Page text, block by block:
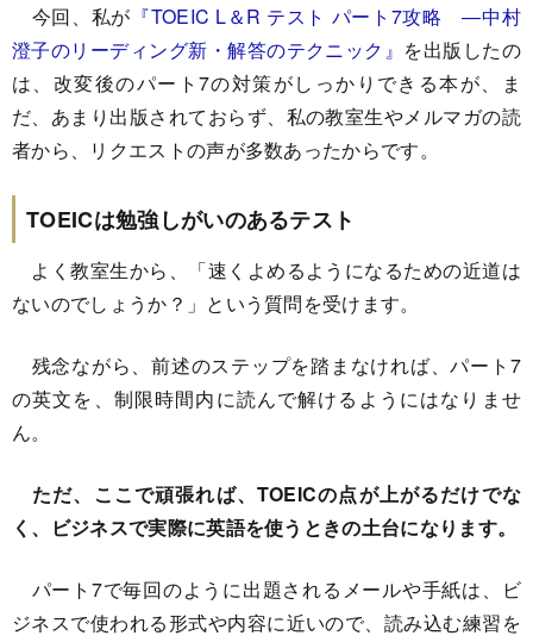
今回、私が 『TOEIC L＆R テスト パート7攻略 ―中村
澄子のリーディング新・解答のテクニック』 を出版したの
は、改変後のパート7の対策がしっかりできる本が、ま
だ、あまり出版されておらず、私の教室生やメルマガの読
者から、リクエストの声が多数あったからです。
TOEICは勉強しがいのあるテスト
よく教室生から、「速くよめるようになるための近道は
ないのでしょうか？」という質問を受けます。
残念ながら、前述のステップを踏まなければ、パート7
の英文を、制限時間内に読んで解けるようにはなりませ
ん。
ただ、ここで頑張れば、TOEICの点が上がるだけでな
く、ビジネスで実際に英語を使うときの土台になります。
パート7で毎回のように出題されるメールや手紙は、ビ
ジネスで使われる形式や内容に近いので、読み込む練習を